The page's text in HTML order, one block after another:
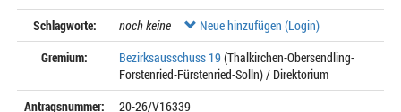
Schlagworte: noch keine
Neue hinzufügen (Login)
Gremium:
Bezirksausschuss 19 (Thalkirchen-Obersendling-
Forstenried-Fürstenried-Solln) / Direktorium
Antragsnummer:
20-26/V16339